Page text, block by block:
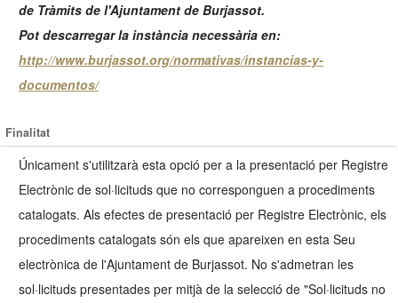
de Tràmits de l'Ajuntament de Burjassot.
Pot descarregar la instància necessària en:
http://www.burjassot.org/normativas/instancias-y-
documentos/
Finalitat
Únicament s'utilitzarà esta opció per a la presentació per Registre
Electrònic de sol·licituds que no corresponguen a procediments
catalogats. Als efectes de presentació per Registre Electrònic, els
procediments catalogats són els que apareixen en esta Seu
electrònica de l'Ajuntament de Burjassot. No s'admetran les
sol·licituds presentades per mitjà de la selecció de "Sol·licituds no